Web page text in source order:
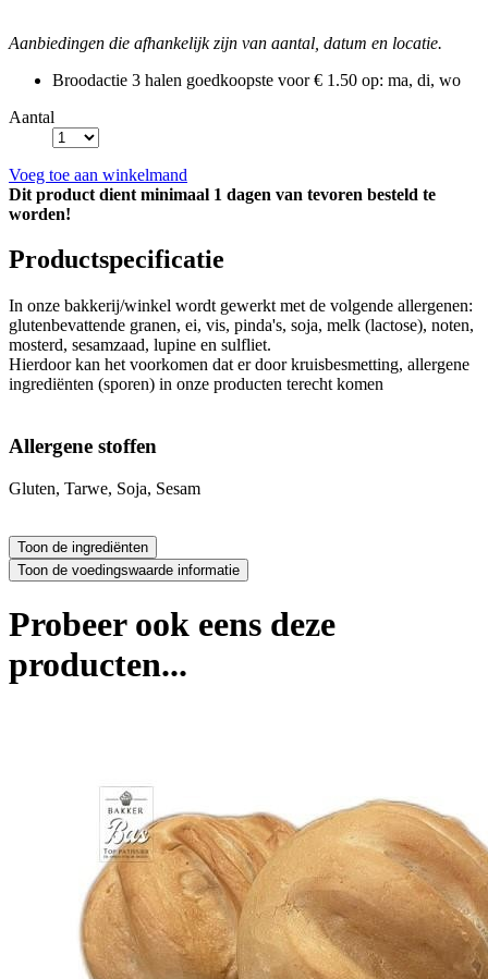
Aanbiedingen die afhankelijk zijn van aantal, datum en locatie.
Broodactie 3 halen goedkoopste voor € 1.50 op: ma, di, wo
Aantal
Voeg toe aan winkelmand
Dit product dient minimaal 1 dagen van tevoren besteld te
worden!
Productspecificatie
In onze bakkerij/winkel wordt gewerkt met de volgende allergenen:
glutenbevattende granen, ei, vis, pinda's, soja, melk (lactose), noten,
mosterd, sesamzaad, lupine en sulfliet.
Hierdoor kan het voorkomen dat er door kruisbesmetting, allergene
ingrediënten (sporen) in onze producten terecht komen
Allergene stoffen
Gluten, Tarwe, Soja, Sesam
Probeer ook eens deze
producten...